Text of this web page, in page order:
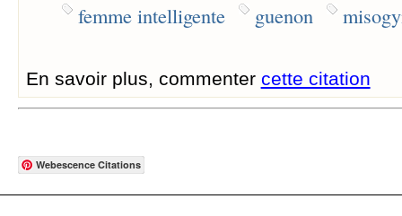
femme intelligente guenon
En savoir plus, commenter cette citation
Webescence Citations